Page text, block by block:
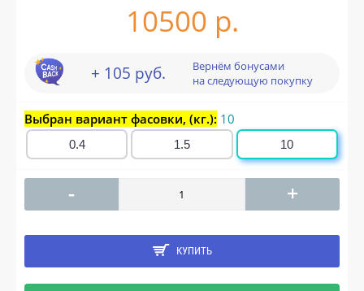
10500 р.
+ 105 руб.
Вернём бонусами
на следующую покупку
Выбран вариант фасовки, (кг.): 10
0.4 1.5 10
- +
КУПИТЬ